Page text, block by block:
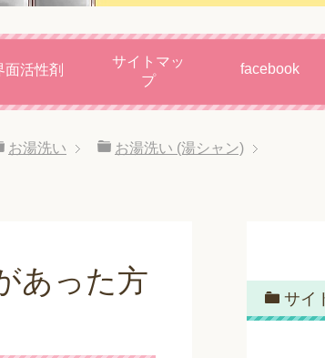
面活性剤
サイトマッ
プ
facebook
お湯洗い
お湯洗い (湯シャン)
あった方
サイ